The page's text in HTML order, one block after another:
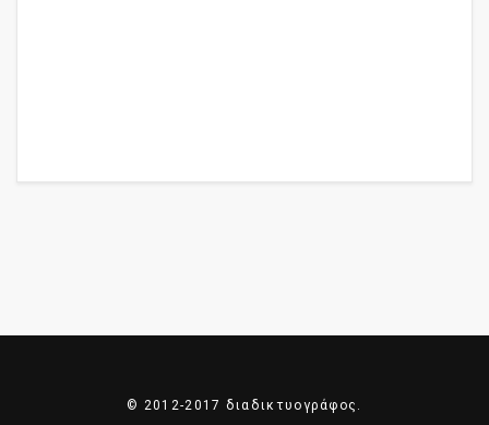
© 2012-2017 διαδικτυογράφος.